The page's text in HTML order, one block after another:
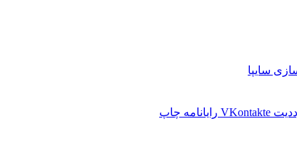
سایپا
‫VKontakte رایانامه چاپ